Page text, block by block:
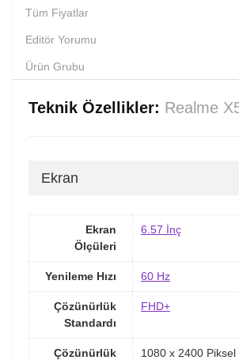
Tüm Fiyatlar
Editör Yorumu
Ürün Grubu
Teknik Özellikler: Realme
Ekran
Ekran
Ölçüleri
6.57 İnç
Yenileme Hızı 60 Hz
Çözünürlük
Standardı
FHD+
Çözünürlük 1080 x 2400 Piksel